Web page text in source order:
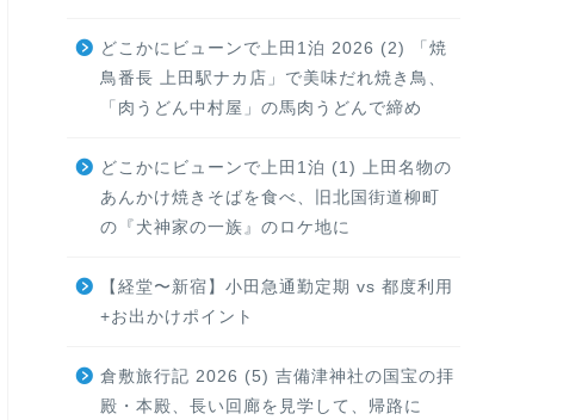
どこかにビューンで上田1泊 2026 (2) 「焼
鳥番長 上田駅ナカ店」で美味だれ焼き鳥、
「肉うどん中村屋」の馬肉うどんで締め
どこかにビューンで上田1泊 (1) 上田名物の
あんかけ焼きそばを食べ、旧北国街道柳町
の『犬神家の一族』のロケ地に
【経堂〜新宿】小田急通勤定期 vs 都度利用
+お出かけポイント
倉敷旅行記 2026 (5) 吉備津神社の国宝の拝
殿・本殿、長い回廊を見学して、帰路に